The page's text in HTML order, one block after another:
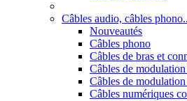
Câbles audio, câbles
Nouveautés
Câbles phono
Câbles de bras et
Câbles de
Câbles de
Câbles numériques